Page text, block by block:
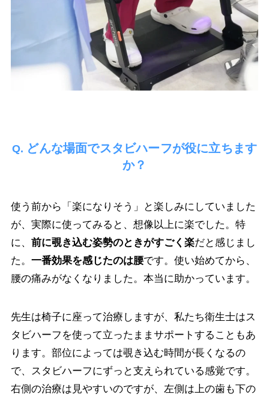
Q. どんな場面でスタビハーフが役に立ちます
か？
使う前から「楽になりそう」と楽しみにしていました
が、実際に使ってみると、想像以上に楽でした。特
に、 前に覗き込む姿勢のときがすごく楽だと感じまし
た。 一番効果を感じたのは腰です。使い始めてから、
腰の痛みがなくなりました。本当に助かっています。
先生は椅子に座って治療しますが、私たち衛生士はス
タビハーフを使って立ったままサポートすることもあ
ります。部位によっては覗き込む時間が長くなるの
で、スタビハーフにずっと支えられている感覚です。
右側の治療は見やすいのですが、左側は上の歯も下の